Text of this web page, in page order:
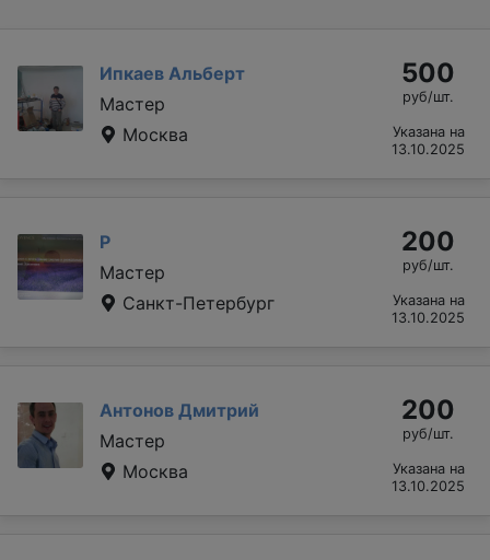
Ипкаев Альберт
Мастер
Москва
500
руб/шт.
Указана на
13.10.2025
Р
Мастер
Санкт-Петербург
200
руб/шт.
Указана на
13.10.2025
Антонов Дмитрий
Мастер
Москва
200
руб/шт.
Указана на
13.10.2025